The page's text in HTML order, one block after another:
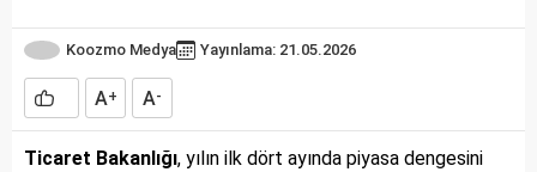
Koozmo Medya Yayınlama: 21.05.2026
A+ A-
Ticaret Bakanlığı, yılın ilk dört ayında piyasa dengesini